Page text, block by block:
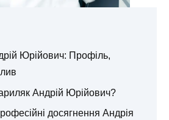
Юрійович: Профіль,
Андрій Юрійович?
досягнення Андрія